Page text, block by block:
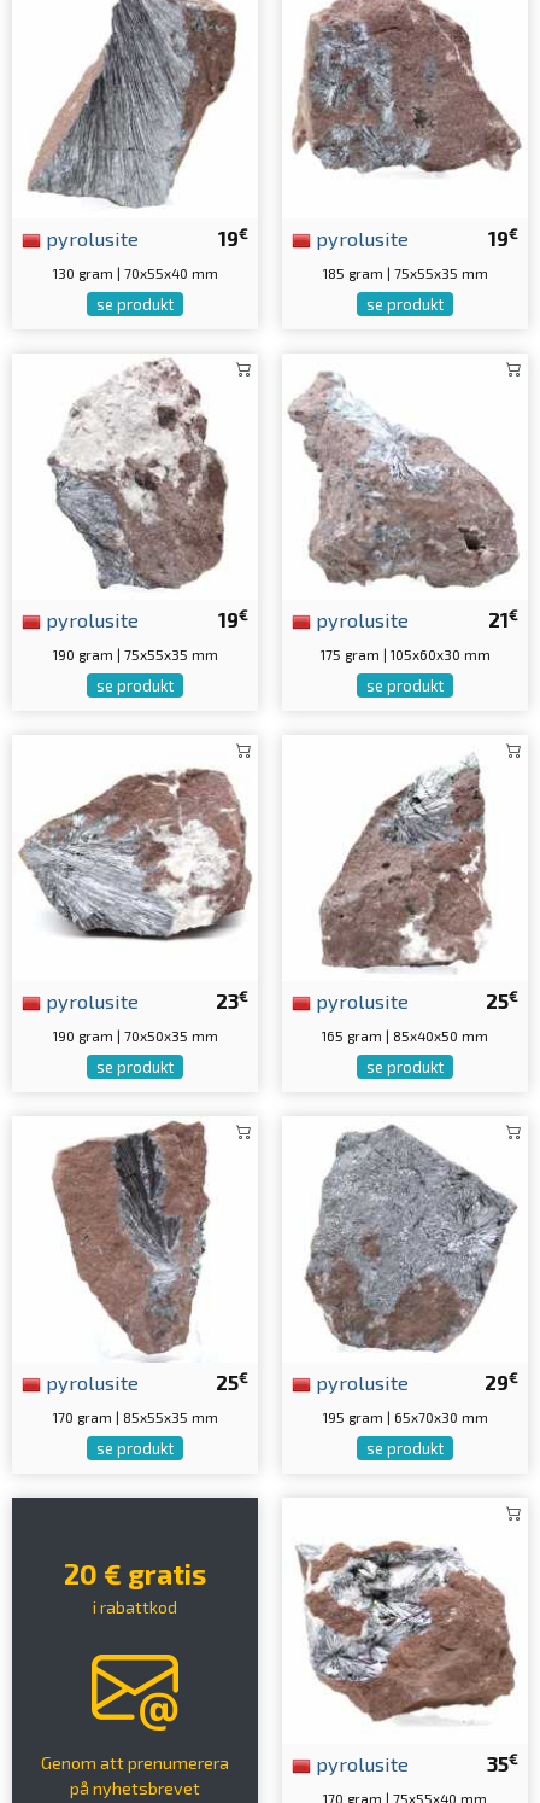
19€
pyrolusite
130 gram | 70x55x40 mm
se produkt
19€
pyrolusite
185 gram | 75x55x35 mm
se produkt
19€
pyrolusite
190 gram | 75x55x35 mm
se produkt
21€
pyrolusite
175 gram | 105x60x30 mm
se produkt
23€
pyrolusite
190 gram | 70x50x35 mm
se produkt
25€
pyrolusite
165 gram | 85x40x50 mm
se produkt
25€
pyrolusite
170 gram | 85x55x35 mm
se produkt
29€
pyrolusite
195 gram | 65x70x30 mm
se produkt
20 € gratis
i rabattkod
Genom att prenumerera
på nyhetsbrevet
35€
pyrolusite
170 gram | 75x55x40 mm